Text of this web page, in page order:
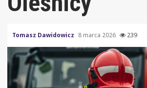
Tomasz Dawidowicz 8 marca 2026 239